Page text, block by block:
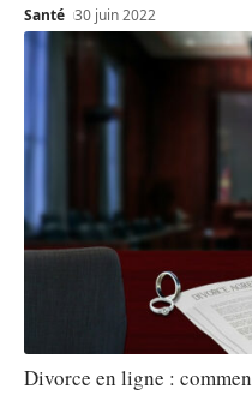
Santé 30 juin 2022
Divorce en ligne :